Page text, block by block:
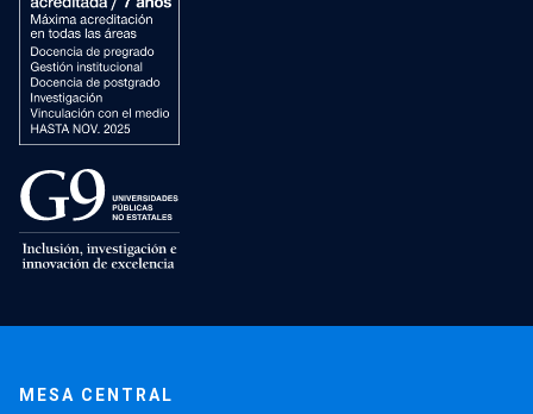
MESA CENTRAL